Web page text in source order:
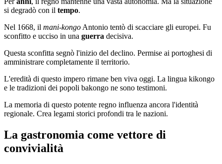
si degradò con il tempo.
Nel 1668, il mani-kongo Antonio tentò di scacciare gli europei. Fu
sconfitto e ucciso in una guerra decisiva.
Questa sconfitta segnò l'inizio del declino. Permise ai portoghesi di
amministrare completamente il territorio.
L'eredità di questo impero rimane ben viva oggi. La lingua kikongo
e le tradizioni dei popoli bakongo ne sono testimoni.
La memoria di questo potente regno influenza ancora l'identità
regionale. Crea legami storici profondi tra le nazioni.
La gastronomia come vettore di
convivialità